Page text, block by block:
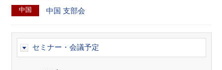
中国 中国 支部会
セミナー・会議予定